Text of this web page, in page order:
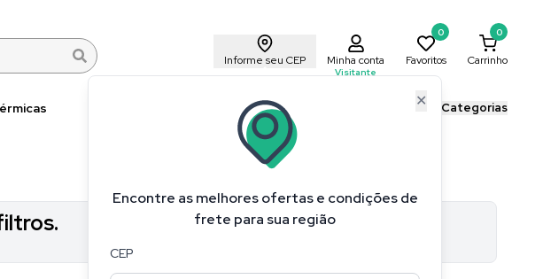
Informe seu CEP
✕
Encontre as melhores ofertas e condições de
frete para sua região
CEP
Minha conta
Visitante
0
Favoritos
0
Carrinho
Blog Cricut Todas as Categorias